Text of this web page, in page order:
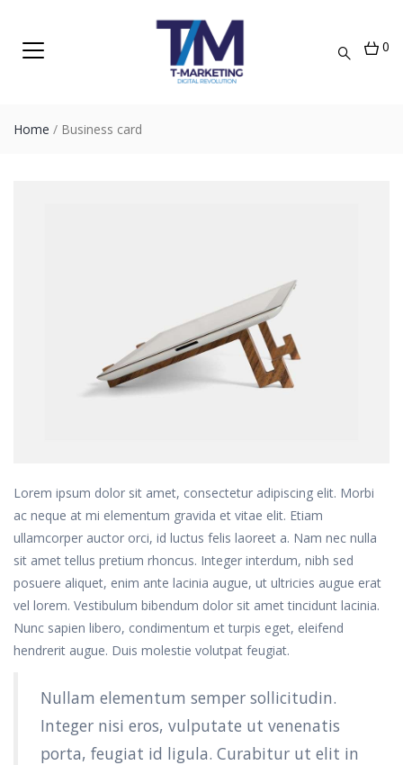
0
Home / Business card
Lorem ipsum dolor sit amet, consectetur adipiscing elit. Morbi
ac neque at mi elementum gravida et vitae elit. Etiam
ullamcorper auctor orci, id luctus felis laoreet a. Nam nec nulla
sit amet tellus pretium rhoncus. Integer interdum, nibh sed
posuere aliquet, enim ante lacinia augue, ut ultricies augue erat
vel lorem. Vestibulum bibendum dolor sit amet tincidunt lacinia.
Nunc sapien libero, condimentum et turpis eget, eleifend
hendrerit augue. Duis molestie volutpat feugiat.
Nullam elementum semper sollicitudin.
Integer nisi eros, vulputate ut venenatis
porta, feugiat id ligula. Curabitur ut elit in